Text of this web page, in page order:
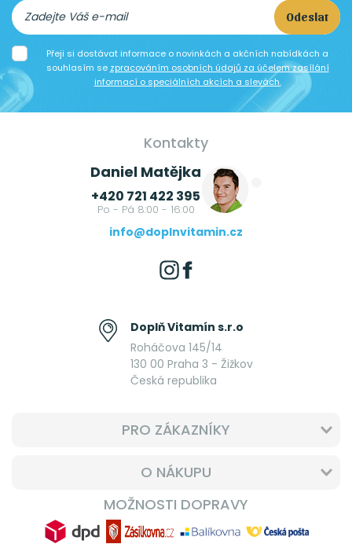
Odeslat
Přeji si dostávat informace o novinkách a akčních nabídkách a
souhlasím se zpracováním osobních údajů za účelem zasílání
informací o speciálních akcích a slevách.
Kontakty
Daniel Matějka
+420 721 422 395
Po - Pá 8:00 - 16:00
info@doplnvitamin.cz
Doplň Vitamín s.r.o
Roháčova 145/14
130 00 Praha 3 - Žižkov
Česká republika
PRO ZÁKAZNÍKY
O NÁKUPU
MOŽNOSTI DOPRAVY